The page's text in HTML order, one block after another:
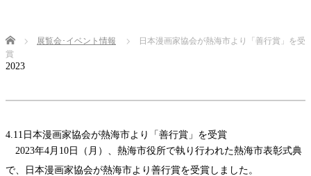
Home 展覧会･イベント情報
日本漫画家協会が熱海市より「善行賞」を受
賞
2023
4.11 日本漫画家協会が熱海市より「善行賞」を受賞
2023年4月10日（月）、熱海市役所で執り行われた熱海市表彰式典
で、日本漫画家協会が熱海市より善行賞を受賞しました。